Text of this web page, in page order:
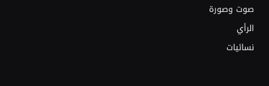
صوت وصورة
الرأي
نسائيات